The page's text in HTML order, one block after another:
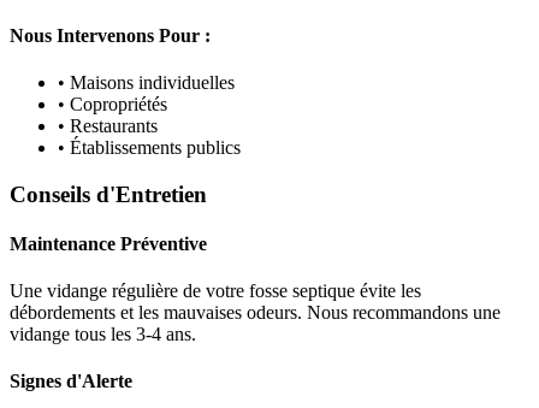
Nous Intervenons Pour :
• Maisons individuelles
• Copropriétés
• Restaurants
• Établissements publics
Conseils d'Entretien
Maintenance Préventive
Une vidange régulière de votre fosse septique évite les
débordements et les mauvaises odeurs. Nous recommandons une
vidange tous les 3-4 ans.
Signes d'Alerte